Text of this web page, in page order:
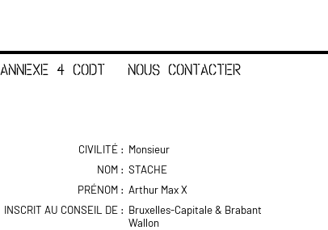
ANNEXE 4 CODT NOUS CONTACTER
CIVILITÉ : Monsieur
NOM : STACHE
PRÉNOM : Arthur Max X
INSCRIT AU CONSEIL DE : Bruxelles-Capitale & Brabant
Wallon